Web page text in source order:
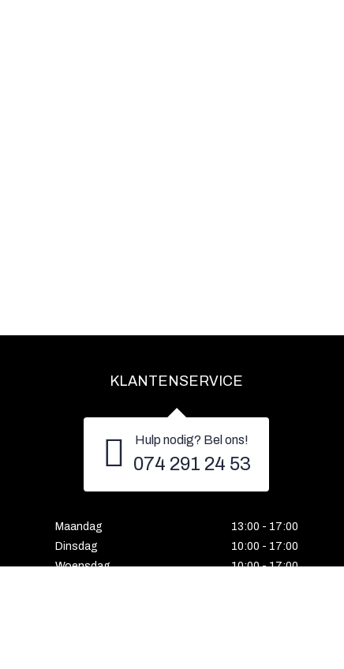
KLANTENSERVICE
Hulp nodig? Bel ons!
074 291 24 53
Maandag
13:00 - 17:00
Dinsdag
10:00 - 17:00
Woensdag
10:00 - 17:00